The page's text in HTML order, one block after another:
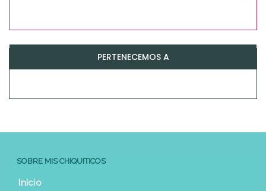
PERTENECEMOS A
SOBRE MIS CHIQUITICOS
Inicio